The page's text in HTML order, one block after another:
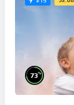
73%